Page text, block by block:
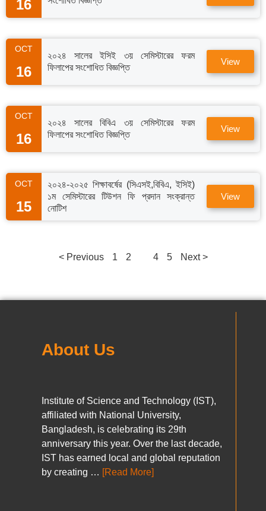
16
OCT
16
২০২৪ সালের ইসিই ৩য় সেমিস্টারের ফরম
ফিলাপের সংশোধিত বিজ্ঞপ্তি
View
OCT
16
২০২৪ সালের বিবিএ ৩য় সেমিস্টারের ফরম
ফিলাপের সংশোধিত বিজ্ঞপ্তি
View
OCT
15
২০২৪-২০২৫ শিক্ষাবর্ষের (সিএসই,বিবিএ, ইসিই)
১ম সেমিস্টারের টিউশন ফি প্রদান সংক্রান্ত
নোটিশ
View
< Previous 1 2 4 5 Next >
About Us
Institute of Science and Technology (IST),
affiliated with National University,
Bangladesh, is celebrating its 29th
anniversary this year. Over the last decade,
IST has earned local and global reputation
by creating … [Read More]